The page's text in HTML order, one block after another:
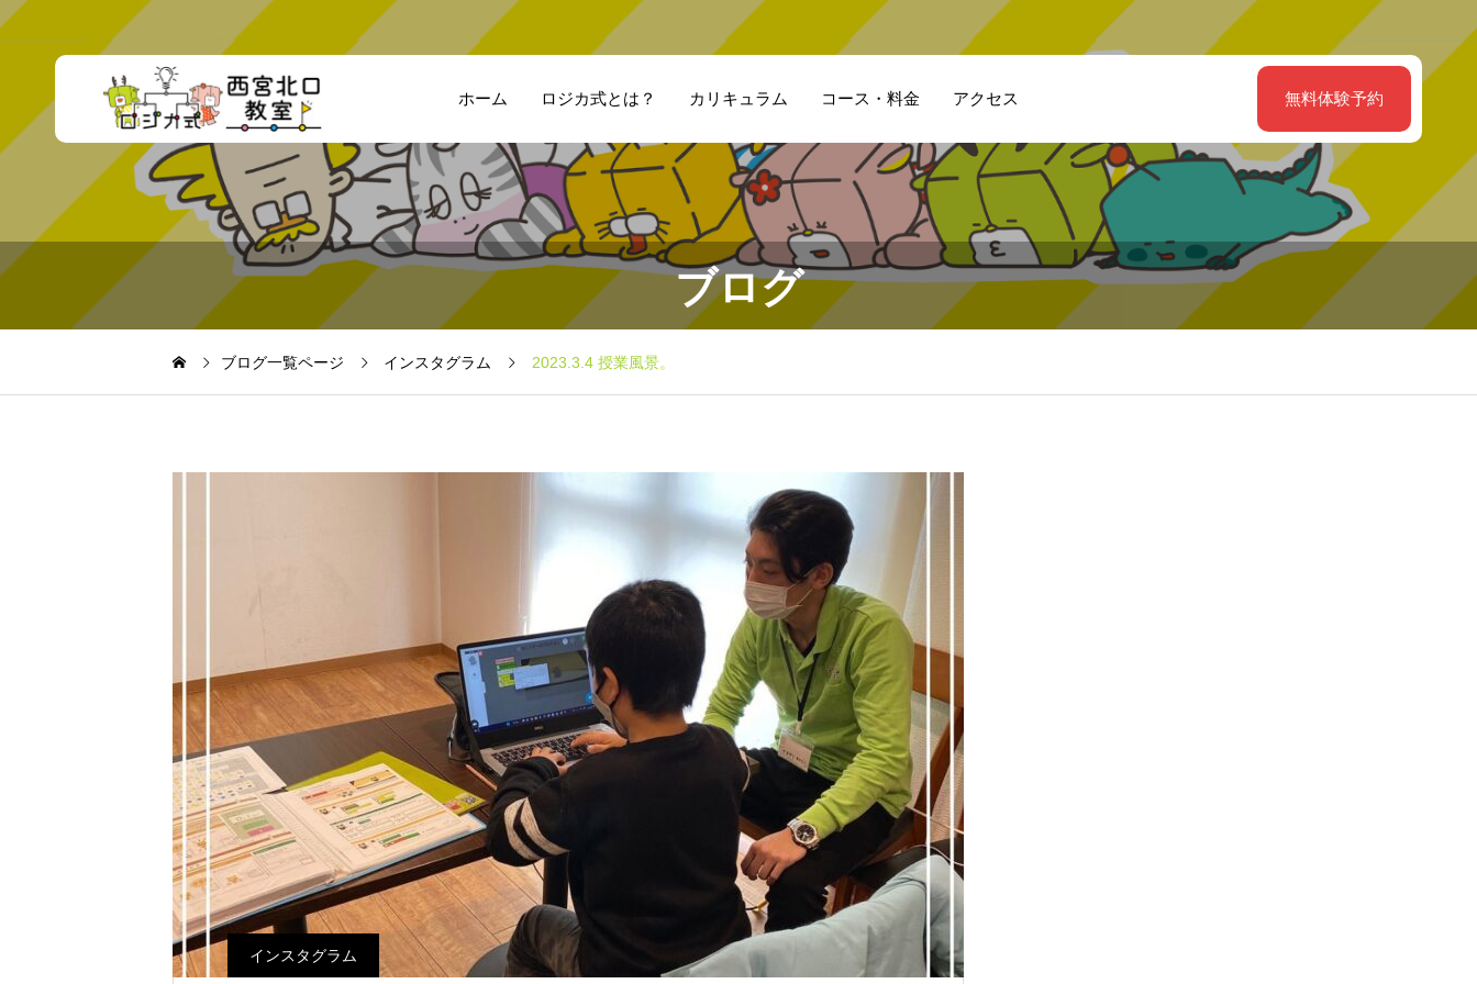
ホーム ロジカ式とは？ カリキュラム コース・料金 アクセス 無料体験予約
ブログ
ブログ一覧ページ インスタグラム 2023.3.4 授業風景。
インスタグラム